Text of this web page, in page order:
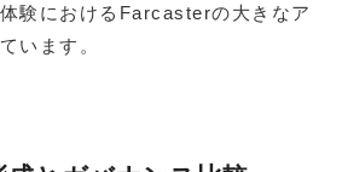
験におけるFarcasterの大きなア
います。